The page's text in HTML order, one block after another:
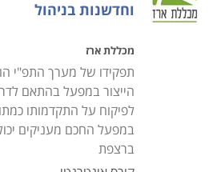
ופתרון בעיות. לפיכך, על מי
כי יש צורך בכישורי מולטי טאסקינג
ובצורה מוצלחת.
קורס מנהלי תפעול כולל
החל מזרימת הייצור וניהולו על
המתרחשים בו, דרך פעילות הרכש
וחדשנות בניהול
מכללת ארז
תפקידו של מערך התפ"י
הייצור במפעל בהתאם
לפיקוח על התקדמותו
במפעל החכם מעניקים
ברצפת